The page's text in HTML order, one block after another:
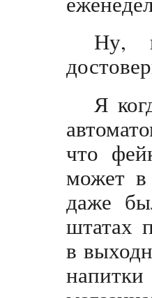
Ну,
Я
что
может в
даже
штатах
в